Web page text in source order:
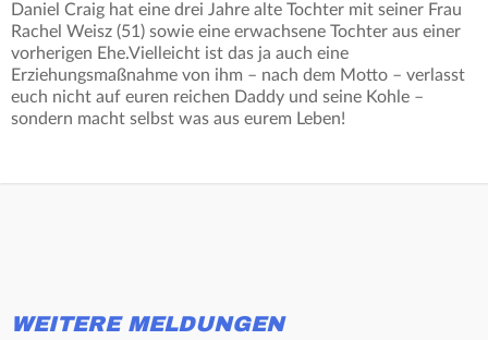
Daniel Craig hat eine drei Jahre alte Tochter mit seiner Frau
Rachel Weisz (51) sowie eine erwachsene Tochter aus einer
vorherigen Ehe.Vielleicht ist das ja auch eine
Erziehungsmaßnahme von ihm – nach dem Motto – verlasst
euch nicht auf euren reichen Daddy und seine Kohle –
sondern macht selbst was aus eurem Leben!
WEITERE MELDUNGEN